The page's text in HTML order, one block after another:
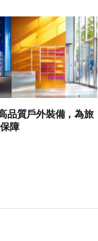
品質戶外裝備，為旅
障